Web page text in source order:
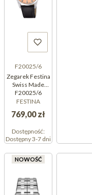
F20025/6
Zegarek Festina
Swiss Made
F20025/6
(F200256)
FESTINA
769,00 zł
Dostępność:
Dostępny 3-7 dni
NOWOŚĆ